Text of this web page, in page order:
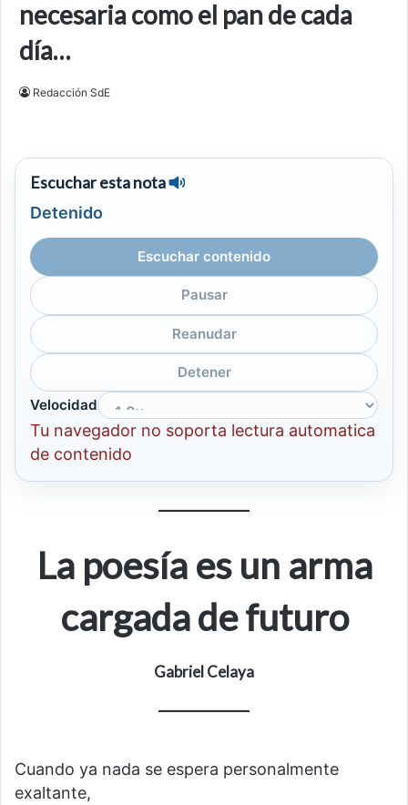
necesaria como el pan de cada
día…
Redacción SdE
Escuchar esta nota
Detenido
Escuchar contenido
Pausar
Reanudar
Detener
Velocidad
Tu navegador no soporta lectura automatica
de contenido
La poesía es un arma
cargada de futuro
Gabriel Celaya
Cuando ya nada se espera personalmente
exaltante,